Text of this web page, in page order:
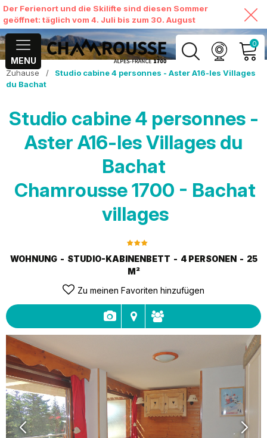
Der Ferienort und die Skilifte sind diesen Sommer
geöffnet: täglich vom 4. Juli bis zum 30. August
MENU
0
MEIN KONTO
ANSEHEN
Zuhause /
Studio cabine 4 personnes - Aster A16-les Villages
du Bachat
Studio cabine 4 personnes -
Aster A16-les Villages du
Bachat
Chamrousse 1700 - Bachat
villages
WOHNUNG STUDIO-KABINENBETT 4 PERSONEN
25
M²
Zu meinen Favoriten hinzufügen